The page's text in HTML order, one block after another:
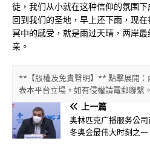
徒，我们从小就在这种信仰的氛围
回到我们的圣地，早上还下雨，现
冥中的感受，就是雨过天晴，两岸
亲。
**【版權及免責聲明】** 點擊展開：
表本平台立場。如有侵權請電郵聯繫。
上一篇
奥林匹克广播服务公
冬奥会最伟大时刻之一